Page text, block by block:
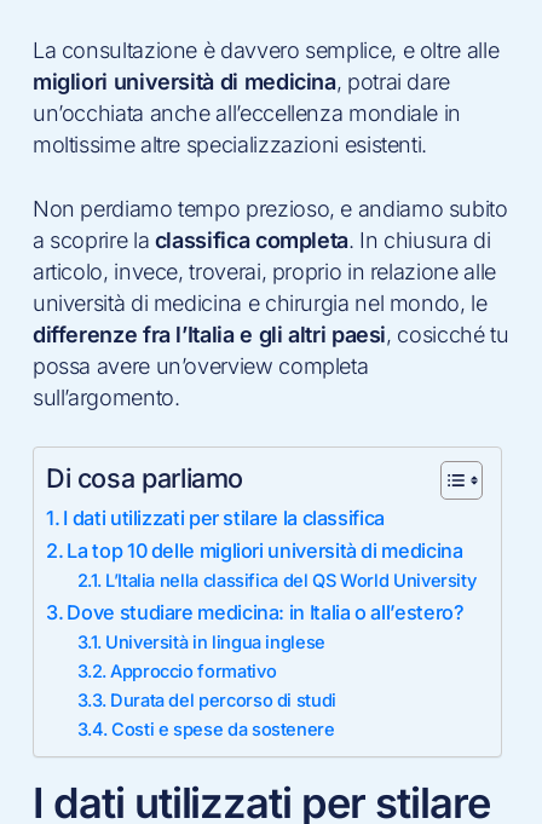
La consultazione è davvero semplice, e oltre alle
migliori università di medicina, potrai dare
un’occhiata anche all’eccellenza mondiale in
moltissime altre specializzazioni esistenti.
Non perdiamo tempo prezioso, e andiamo subito
a scoprire la classifica completa. In chiusura di
articolo, invece, troverai, proprio in relazione alle
università di medicina e chirurgia nel mondo, le
differenze fra l’Italia e gli altri paesi, cosicché tu
possa avere un’overview completa
sull’argomento.
Di cosa parliamo
I dati utilizzati per stilare la classifica
La top 10 delle migliori università di medicina
L’Italia nella classifica del QS World University
Dove studiare medicina: in Italia o all’estero?
Università in lingua inglese
Approccio formativo
Durata del percorso di studi
Costi e spese da sostenere
I dati utilizzati per stilare